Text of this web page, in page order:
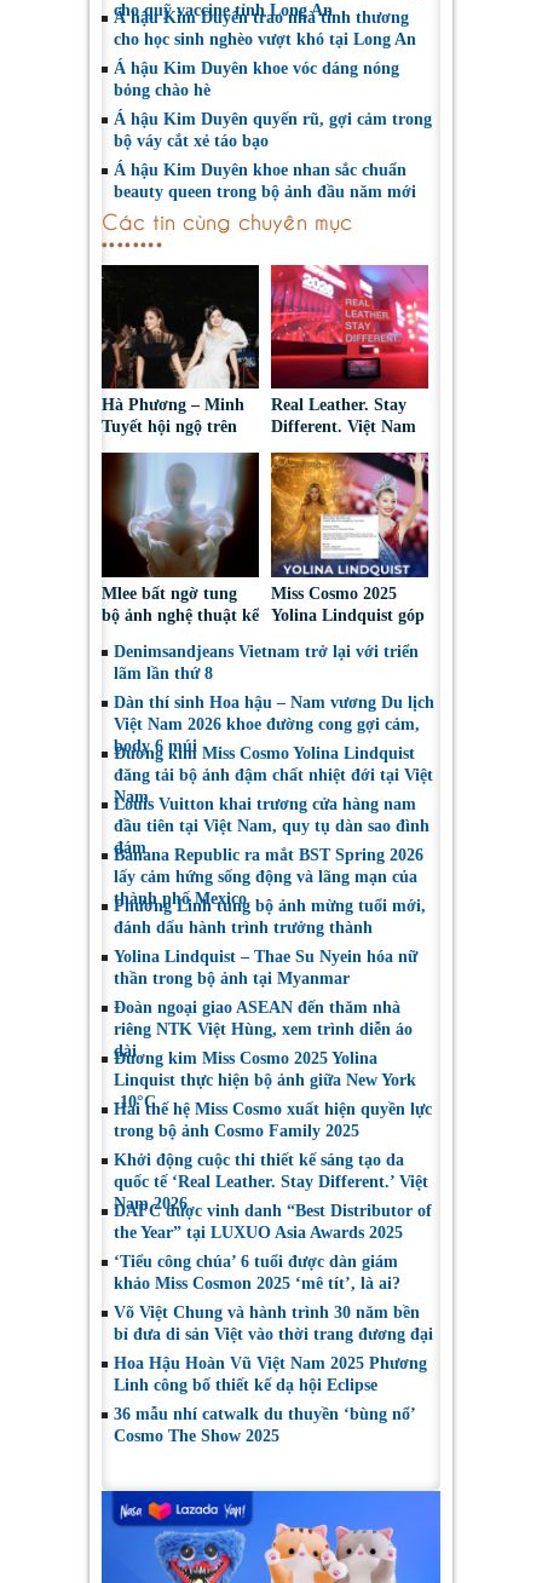
cho quỹ vaccine tỉnh Long An
Á hậu Kim Duyên trao nhà tình thương
cho học sinh nghèo vượt khó tại Long An
Á hậu Kim Duyên khoe vóc dáng nóng
bỏng chào hè
Á hậu Kim Duyên quyến rũ, gợi cảm trong
bộ váy cắt xẻ táo bạo
Á hậu Kim Duyên khoe nhan sắc chuẩn
beauty queen trong bộ ảnh đầu năm mới
Các tin cùng chuyên mục
Hà Phương – Minh
Tuyết hội ngộ trên
thảm đỏ, kể câu
chuyện phía sau tạo
hình “nàng bướm”
Real Leather. Stay
Different. Việt Nam
2026: Tôn vinh sáng
tạo da thuộc và thời
trang bền vững
Mlee bất ngờ tung
bộ ảnh nghệ thuật kể
với bóng tối tâm hồn
Miss Cosmo 2025
Yolina Lindquist góp
Nhân Đẹp Nhất Năm
Denimsandjeans Vietnam trở lại với triển
lãm lần thứ 8
Dàn thí sinh Hoa hậu – Nam vương Du lịch
Việt Nam 2026 khoe đường cong gợi cảm,
body 6 múi
Đương kim Miss Cosmo Yolina Lindquist
đăng tải bộ ảnh đậm chất nhiệt đới tại Việt
Nam
Louis Vuitton khai trương cửa hàng nam
đầu tiên tại Việt Nam, quy tụ dàn sao đình
đám
Banana Republic ra mắt BST Spring 2026
lấy cảm hứng sống động và lãng mạn của
thành phố Mexico
Phương Linh tung bộ ảnh mừng tuổi mới,
đánh dấu hành trình trưởng thành
Yolina Lindquist – Thae Su Nyein hóa nữ
thần trong bộ ảnh tại Myanmar
Đoàn ngoại giao ASEAN đến thăm nhà
riêng NTK Việt Hùng, xem trình diễn áo
dài
Đương kim Miss Cosmo 2025 Yolina
Linquist thực hiện bộ ảnh giữa New York
-10°C
Hai thế hệ Miss Cosmo xuất hiện quyền lực
trong bộ ảnh Cosmo Family 2025
Khởi động cuộc thi thiết kế sáng tạo da
quốc tế ‘Real Leather. Stay Different.’ Việt
Nam 2026
DAFC được vinh danh “Best Distributor of
the Year” tại LUXUO Asia Awards 2025
‘Tiểu công chúa’ 6 tuổi được dàn giám
khảo Miss Cosmon 2025 ‘mê tít’, là ai?
Võ Việt Chung và hành trình 30 năm bền
bỉ đưa di sản Việt vào thời trang đương đại
Hoa Hậu Hoàn Vũ Việt Nam 2025 Phương
Linh công bố thiết kế dạ hội Eclipse
36 mẫu nhí catwalk du thuyền ‘bùng nổ’
Cosmo The Show 2025